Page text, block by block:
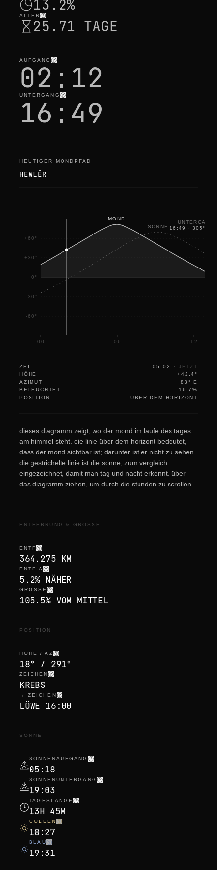
13.2%
ALTER
25.71 TAGE
AUFGANG
02:12
UNTERGANG
16:49
HEUTIGER MONDPFAD
HEWLÊR
+60°
+30°
0°
-30°
-60°
00 06 12
MOND
SONNE
UNTERGANG
16:49
· 305°
ZEIT 05:02 · JETZT
HÖHE
+42.4°
AZIMUT
83° E
BELEUCHTET
16.7%
POSITION
ÜBER DEM HORIZONT
dieses diagramm zeigt, wo der mond im laufe des tages
am himmel steht. die linie über dem horizont bedeutet,
dass der mond sichtbar ist; darunter ist er nicht zu sehen.
die gestrichelte linie ist die sonne, zum vergleich
eingezeichnet, damit man tag und nacht erkennt. über
das diagramm ziehen, um durch die stunden zu scrollen.
ENTFERNUNG & GRÖSSE
ENTF
364.275 KM
ENTF Δ
5.2% NÄHER
GRÖSSE
105.5% VOM MITTEL
POSITION
HÖHE / AZ
18° / 291°
ZEICHEN
KREBS
→ ZEICHEN
LÖWE 16:00
SONNE
SONNENAUFGANG
05:18
SONNENUNTERGANG
19:03
TAGESLÄNGE
13H 45M
GOLDEN
18:27
BLAU
19:31